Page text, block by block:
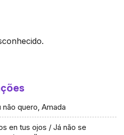
lo quiero, Amada / Eu não quero, Amada
ojos / Já não se